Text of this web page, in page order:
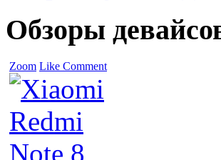
Обзоры
Zoom Like Comment